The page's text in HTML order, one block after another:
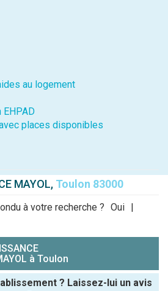
au logement
places disponibles
MAYOL, Toulon 83000
à votre recherche ? Oui |
à Toulon
? Laissez-lui un avis